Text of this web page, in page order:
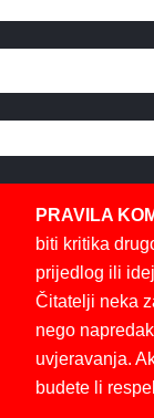
PRAVILA
biti kritika
prijedlog ili
Čitatelji neka
nego
uvjeravanja.
budete li